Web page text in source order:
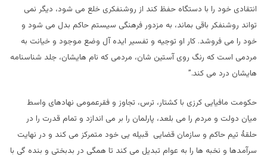
انتقادی خود را با دستگاه حفظ کند از روشنفکری خلع می شود، دیگر نمی
تواند روشنفکر باقی بماند، به مزدور فرهنگی سیستم حاکم بدل می شود و
خود را می فروشد. کار او توجیه و تفسیر ایده آل وضع موجود و خیانت به
مردمی است که رنگ روی آستین شان، مردمی که نام هایشان، جلد شناسنامه
هایشان درد می کند.”
حکومت مافیایی کرزی با کشتار، ترس، تجاوز و فقرعمومی نهادهای واسط
میان دولت و مردم را می بلعد، پارلمان را بر می اندازد و تمام قدرت را در
حلقۀ تیم حاکم و سازمان قضایی قبیله یی خود متمرکز می کند و در نهایت
سرآمدها و نخبه ها را به عوام تبدیل می کند تا همگی در بدبختی و بنده گی با